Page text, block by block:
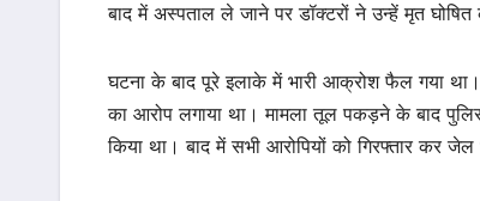
बाद में अस्पताल ले जाने पर डॉक्टरों ने उन्हें मृत घोषित
घटना के बाद पूरे इलाके में भारी आक्रोश फैल गया था।
का आरोप लगाया था। मामला तूल पकड़ने के बाद
किया था। बाद में सभी आरोपियों को गिरफ्तार कर जेल